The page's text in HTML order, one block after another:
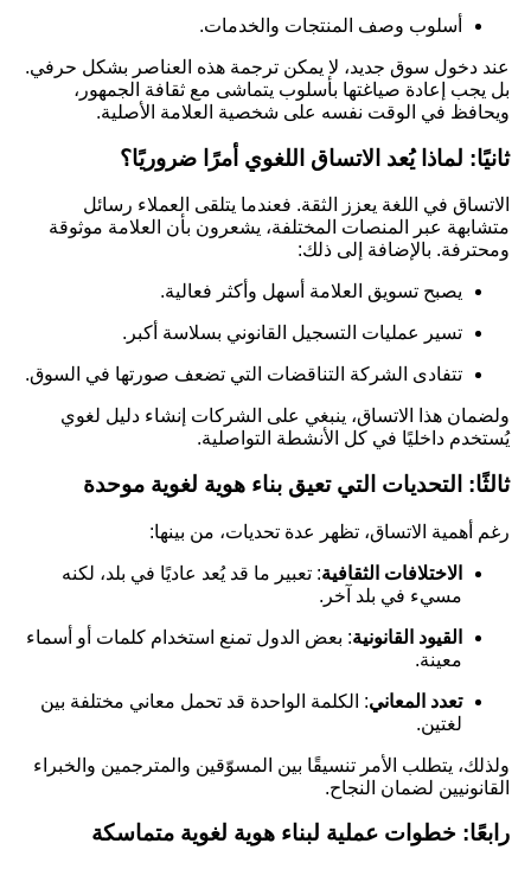
أسلوب وصف المنتجات والخدمات.
عند دخول سوق جديد، لا يمكن ترجمة هذه العناصر بشكل حرفي.
بل يجب إعادة صياغتها بأسلوب يتماشى مع ثقافة الجمهور،
ويحافظ في الوقت نفسه على شخصية العلامة الأصلية.
ثانيًا: لماذا يُعد الاتساق اللغوي أمرًا ضروريًا؟
الاتساق في اللغة يعزز الثقة. فعندما يتلقى العملاء رسائل
متشابهة عبر المنصات المختلفة، يشعرون بأن العلامة موثوقة
ومحترفة. بالإضافة إلى ذلك:
يصبح تسويق العلامة أسهل وأكثر فعالية.
تسير عمليات التسجيل القانوني بسلاسة أكبر.
تتفادى الشركة التناقضات التي تضعف صورتها في السوق.
ولضمان هذا الاتساق، ينبغي على الشركات إنشاء دليل لغوي
يُستخدم داخليًا في كل الأنشطة التواصلية.
ثالثًا: التحديات التي تعيق بناء هوية لغوية موحدة
رغم أهمية الاتساق، تظهر عدة تحديات، من بينها:
الاختلافات الثقافية: تعبير ما قد يُعد عاديًا في بلد، لكنه
مسيء في بلد آخر.
القيود القانونية: بعض الدول تمنع استخدام كلمات أو أسماء
معينة.
تعدد المعاني: الكلمة الواحدة قد تحمل معاني مختلفة بين
لغتين.
ولذلك، يتطلب الأمر تنسيقًا بين المسوّقين والمترجمين والخبراء
القانونيين لضمان النجاح.
رابعًا: خطوات عملية لبناء هوية لغوية متماسكة